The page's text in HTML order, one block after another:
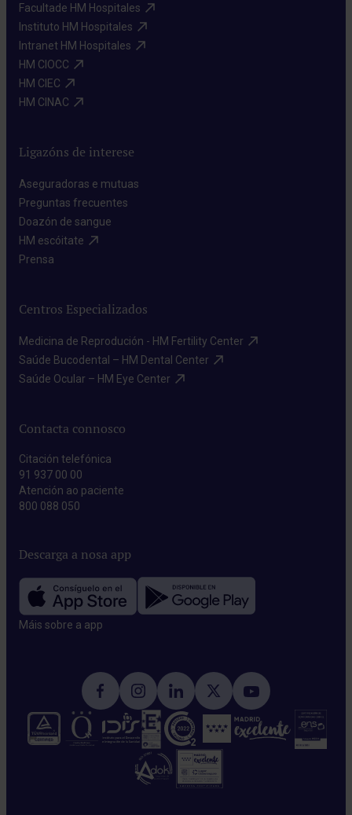
Facultade HM Hospitales​
Instituto HM Hospitales​
Intranet HM Hospitales​
HM CIOCC​
HM CIEC​
HM CINAC​
Ligazóns de interese
Aseguradoras e mutuas​
Preguntas frecuentes​
Doazón de sangue​
HM escóitate​
Prensa​
Centros Especializados
Medicina de Reprodución - HM Fertility Center​
Saúde Bucodental – HM Dental Center​
Saúde Ocular – HM Eye Center​
Contacta connosco
Citación telefónica
91 937 00 00
Atención ao paciente
800 088 050
Descarga a nosa app
Máis sobre a app​